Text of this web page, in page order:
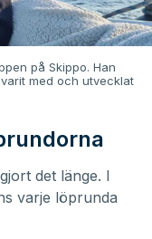
på Skippo. Han
med och utvecklat
det länge. I
varje löprunda